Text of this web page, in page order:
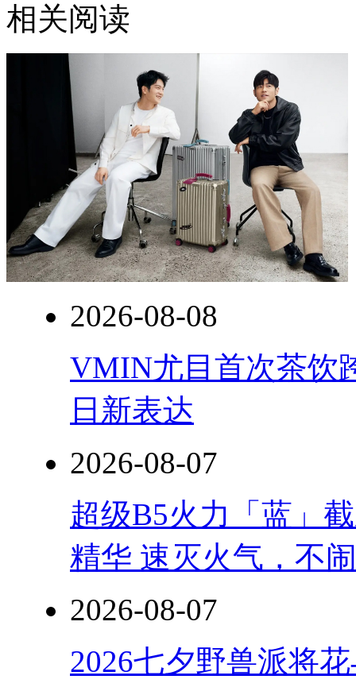
相关阅读
2026-08-08
VMIN尤目首次茶饮
日新表达
2026-08-07
超级B5火力「蓝」
精华 速灭火气，不
2026-08-07
2026七夕野兽派将